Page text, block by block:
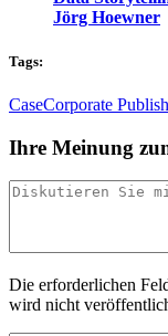
Jörg Hoewner
Tags:
CaseCorporate
Ihre Meinung
Die erforderlichen
wird nicht